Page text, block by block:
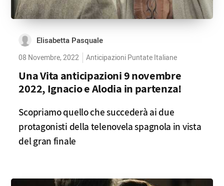
Elisabetta Pasquale
08 Novembre, 2022 Anticipazioni Puntate Italiane
Una Vita anticipazioni 9 novembre
2022, Ignacio e Alodia in partenza!
Scopriamo quello che succederà ai due
protagonisti della telenovela spagnola in vista
del gran finale